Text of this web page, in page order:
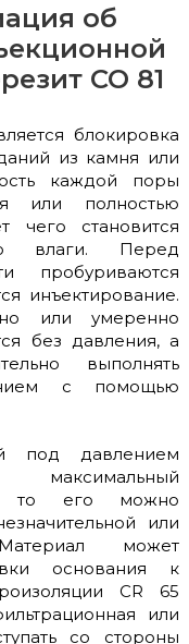
об
СО 81
блокировка
из камня или
каждой поры
или полностью
чего становится
влаги. Перед
пробуриваются
инъектирование.
или умеренно
без давления, а
выполнять
с помощью
под давлением
то его можно
или
может
основания к
CR 65
или
со стороны